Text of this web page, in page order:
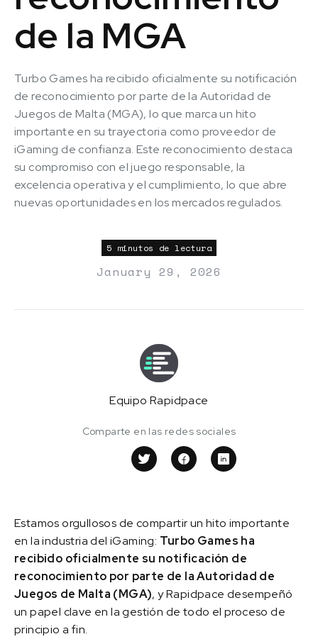
de la MGA
Turbo Games ha recibido oficialmente su notificación
de reconocimiento por parte de la Autoridad de
Juegos de Malta (MGA), lo que marca un hito
importante en su trayectoria como proveedor de
iGaming de confianza. Este reconocimiento destaca
su compromiso con el juego responsable, la
excelencia operativa y el cumplimiento, lo que abre
nuevas oportunidades en los mercados regulados.
5 minutos de lectura
January 29, 2026
Equipo Rapidpace
Comparte en las redes sociales
Estamos orgullosos de compartir un hito importante
en la industria del iGaming: Turbo Games ha
recibido oficialmente su notificación de
reconocimiento por parte de la Autoridad de
Juegos de Malta (MGA), y Rapidpace desempeñó
un papel clave en la gestión de todo el proceso de
principio a fin.